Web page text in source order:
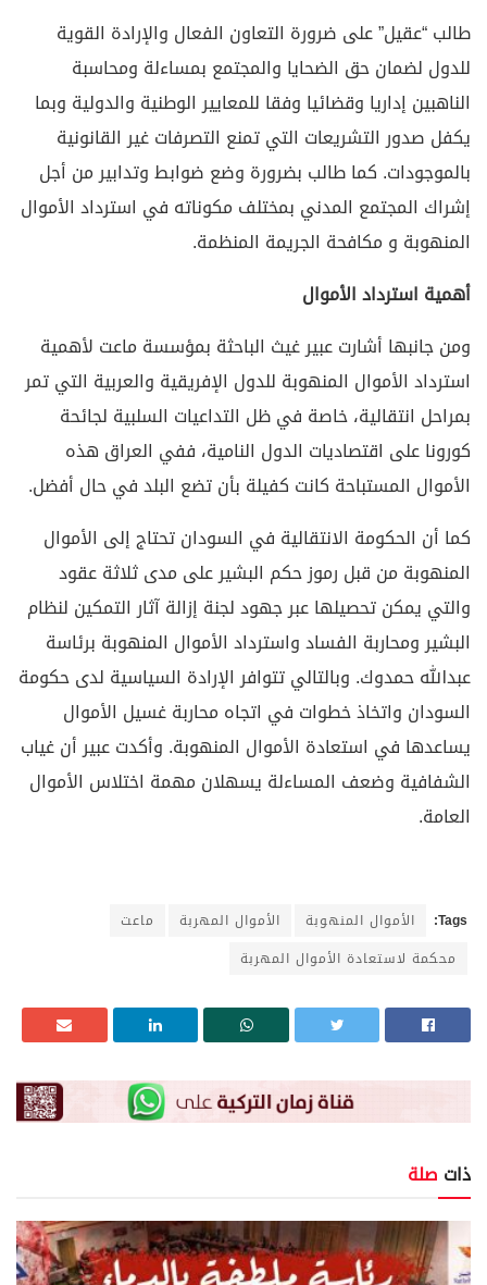
طالب “عقيل” على ضرورة التعاون الفعال والإرادة القوية
للدول لضمان حق الضحايا والمجتمع بمساءلة ومحاسبة
الناهبين إداريا وقضائيا وفقا للمعايير الوطنية والدولية وبما
يكفل صدور التشريعات التي تمنع التصرفات غير القانونية
بالموجودات. كما طالب بضرورة وضع ضوابط وتدابير من أجل
إشراك المجتمع المدني بمختلف مكوناته في استرداد الأموال
المنهوبة و مكافحة الجريمة المنظمة.
أهمية استرداد الأموال
ومن جانبها أشارت عبير غيث الباحثة بمؤسسة ماعت لأهمية
استرداد الأموال المنهوبة للدول الإفريقية والعربية التي تمر
بمراحل انتقالية، خاصة في ظل التداعيات السلبية لجائحة
كورونا على اقتصاديات الدول النامية، ففي العراق هذه
الأموال المستباحة كانت كفيلة بأن تضع البلد في حال أفضل.
كما أن الحكومة الانتقالية في السودان تحتاج إلى الأموال
المنهوبة من قبل رموز حكم البشير على مدى ثلاثة عقود
والتي يمكن تحصيلها عبر جهود لجنة إزالة آثار التمكين لنظام
البشير ومحاربة الفساد واسترداد الأموال المنهوبة برئاسة
عبدالله حمدوك. وبالتالي تتوافر الإرادة السياسية لدى حكومة
السودان واتخاذ خطوات في اتجاه محاربة غسيل الأموال
يساعدها في استعادة الأموال المنهوبة. وأكدت عبير أن غياب
الشفافية وضعف المساءلة يسهلان مهمة اختلاس الأموال
العامة.
Tags: الأموال المنهوبة الأموال المهربة
ماعت
محكمة لاستعادة الأموال المهربة
ذات صلة